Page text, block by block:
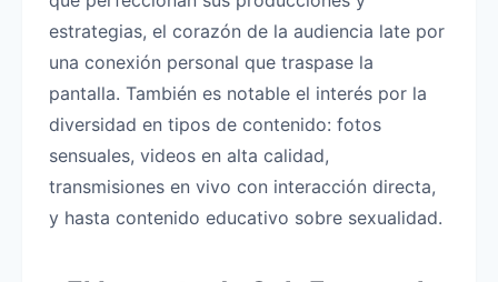
estrategias, el corazón de la audiencia late por
una conexión personal que traspase la
pantalla. También es notable el interés por la
diversidad en tipos de contenido: fotos
sensuales, videos en alta calidad,
transmisiones en vivo con interacción directa,
y hasta contenido educativo sobre sexualidad.